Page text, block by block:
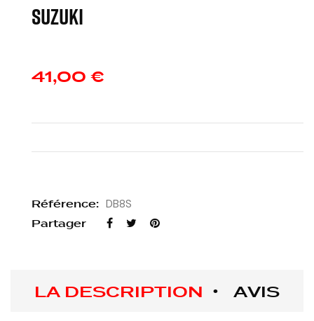
SUZUKI
41,00 €
Référence: DB8S
Partager
LA DESCRIPTION AVIS